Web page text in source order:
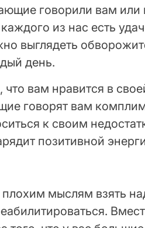
говорили вам или
каждого из нас есть
выглядеть
день.
что вам нравится в
говорят вам
к своим
позитивной
плохим мыслям взять